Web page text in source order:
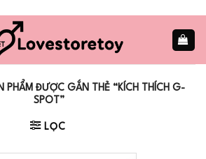
PHẨM ĐƯỢC GẮN THẺ “KÍCH THÍCH G-
SPOT”
LỌC